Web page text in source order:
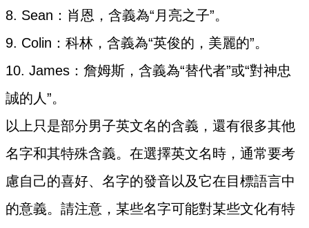
8. Sean：肖恩，含義為“月亮之子”。
9. Colin：科林，含義為“英俊的，美麗的”。
10. James：詹姆斯，含義為“替代者”或“對神忠
誠的人”。
以上只是部分男子英文名的含義，還有很多其他
名字和其特殊含義。在選擇英文名時，通常要考
慮自己的喜好、名字的發音以及它在目標語言中
的意義。請注意，某些名字可能對某些文化有特